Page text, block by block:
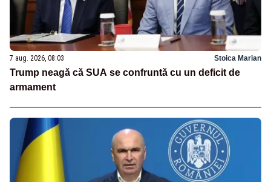
7 aug. 2026, 08:03 Stoica Marian
Trump neagă că SUA se confruntă cu un deficit de
armament